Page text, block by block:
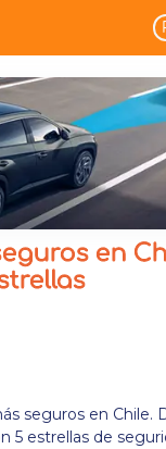
en
seguros en Chile.
5 estrellas de